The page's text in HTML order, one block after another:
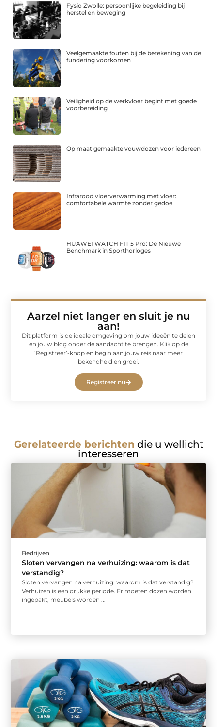
Fysio Zwolle: persoonlijke begeleiding bij
herstel en beweging
Veelgemaakte fouten bij de berekening van de
fundering voorkomen
Veiligheid op de werkvloer begint met goede
voorbereiding
Op maat gemaakte vouwdozen voor iedereen
Infrarood vloerverwarming met vloer:
comfortabele warmte zonder gedoe
HUAWEI WATCH FIT 5 Pro: De Nieuwe
Benchmark in Sporthorloges
Aarzel niet langer en sluit je nu
aan!
Dit platform is de ideale omgeving om jouw ideeën te delen
en jouw blog onder de aandacht te brengen. Klik op de
‘Registreer’-knop en begin aan jouw reis naar meer
bekendheid en groei.
Registreer nu
Gerelateerde berichten die u wellicht
interesseren
Bedrijven
Sloten vervangen na verhuizing: waarom is dat
verstandig?
Sloten vervangen na verhuizing: waarom is dat verstandig?
Verhuizen is een drukke periode. Er moeten dozen worden
ingepakt, meubels worden ...